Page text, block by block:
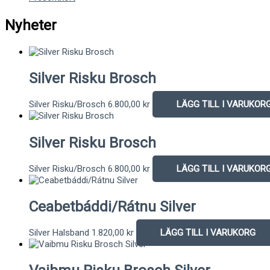
Nyheter
Silver Risku Brosch
Silver Risku/Brosch 6.800,00 kr LÄGG TILL I
Silver Risku Brosch
Silver Risku/Brosch 6.800,00 kr LÄGG TILL I
Ceabetbáddi/Rátnu Silver
Silver Halsband 1.820,00 kr LÄGG TILL I VARUKORG